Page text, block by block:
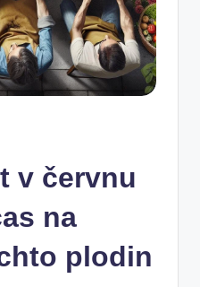
v červnu
na
plodin